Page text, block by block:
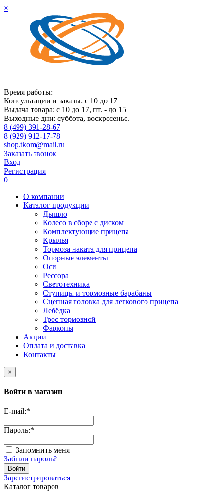
×
Время работы:
Консультации и заказы: с 10 до 17
Выдача товара: с 10 до 17, пт. - до 15
Выходные дни: суббота, воскресенье.
8 (499) 391-28-67
8 (929) 912-17-78
shop.tkom@mail.ru
Заказать звонок
Вход
Регистрация
0
О компании
Каталог продукции
Дышло
Колесо в сборе с диском
Комплектующие прицепа
Крылья
Тормоза наката для прицепа
Опорные элементы
Оси
Рессора
Светотехника
Ступицы и тормозные барабаны
Сцепная головка для легкового прицепа
Лебёдка
Трос тормозной
Фаркопы
Акции
Оплата и доставка
Контакты
×
Войти в магазин
E-mail:*
Пароль:*
Запомнить меня
Забыли пароль?
Войти
Зарегистрироваться
Каталог товаров